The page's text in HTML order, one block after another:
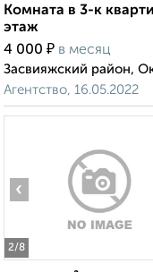
Комната в 3-к
этаж
4 000 ₽ в месяц
Засвияжский район,
Агентство, 16.05.2022
2/8
‹